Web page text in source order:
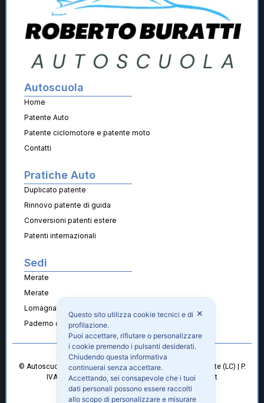
Autoscuola
Home
Patente Auto
Patente ciclomotore e patente moto
Contatti
Pratiche Auto
Duplicato patente
Rinnovo patente di guida
Conversioni patenti estere
Patenti internazionali
Sedi
Merate
Merate
Lomagna
Paderno d’Adda
© Autoscuola Roberto Buratti | Viale Garibaldi 7 23807 Merate (LC) | P.
IVA 00796410140 | info@autoscuolarobertoburatti.it
Cookie PolicyPrivacy Policy
✕
Questo sito utilizza cookie tecnici e di
profilazione.
Puoi accettare, rifiutare o personalizzare
i cookie premendo i pulsanti desiderati.
Chiudendo questa informativa
continuerai senza accettare.
Accettando, sei consapevole che i tuoi
dati personali possono essere raccolti
allo scopo di personalizzare e misurare